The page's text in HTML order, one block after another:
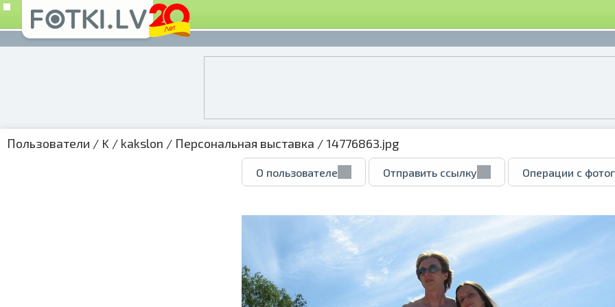
Пользователи / K / kakslon / Персональная выставка / 14776863.jpg
О пользователе Отправить ссылку Операции с